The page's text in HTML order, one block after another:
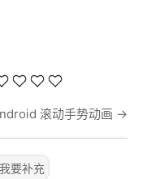
滚动手势动画 →
我要补充